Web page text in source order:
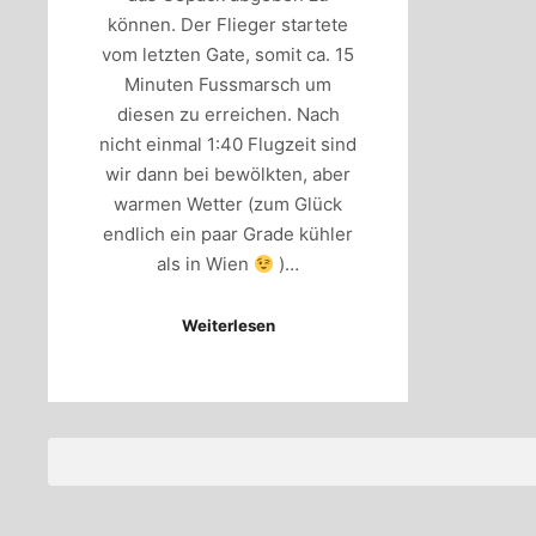
können. Der Flieger startete
vom letzten Gate, somit ca. 15
Minuten Fussmarsch um
diesen zu erreichen. Nach
nicht einmal 1:40 Flugzeit sind
wir dann bei bewölkten, aber
warmen Wetter (zum Glück
endlich ein paar Grade kühler
als in Wien
)…
Weiterlesen